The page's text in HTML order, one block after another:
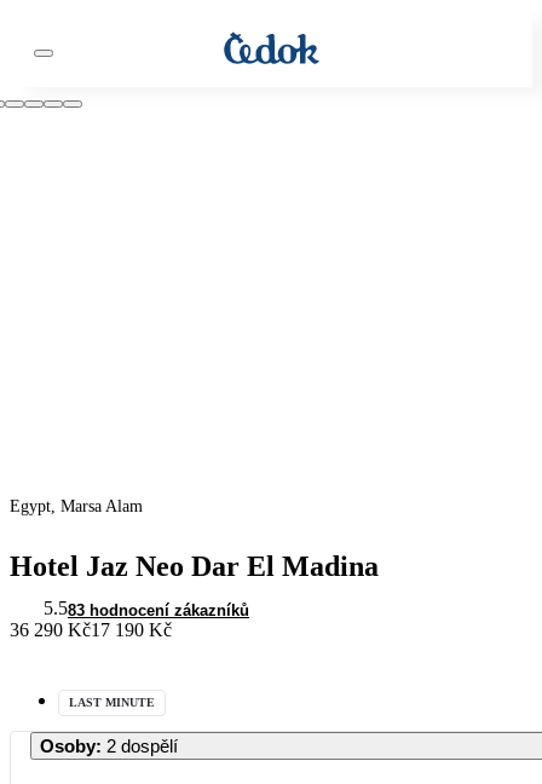
Egypt, Marsa Alam
Hotel Jaz Neo Dar El Madina
5.583 hodnocení zákazníků
36 290 Kč17 190 Kč
LAST MINUTE
Osoby: 2 dospělí